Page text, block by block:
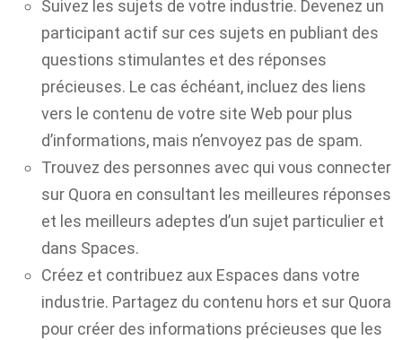
Suivez les sujets de votre industrie. Devenez un
participant actif sur ces sujets en publiant des
questions stimulantes et des réponses
précieuses. Le cas échéant, incluez des liens
vers le contenu de votre site Web pour plus
d’informations, mais n’envoyez pas de spam.
Trouvez des personnes avec qui vous connecter
sur Quora en consultant les meilleures réponses
et les meilleurs adeptes d’un sujet particulier et
dans Spaces.
Créez et contribuez aux Espaces dans votre
industrie. Partagez du contenu hors et sur Quora
pour créer des informations précieuses que les